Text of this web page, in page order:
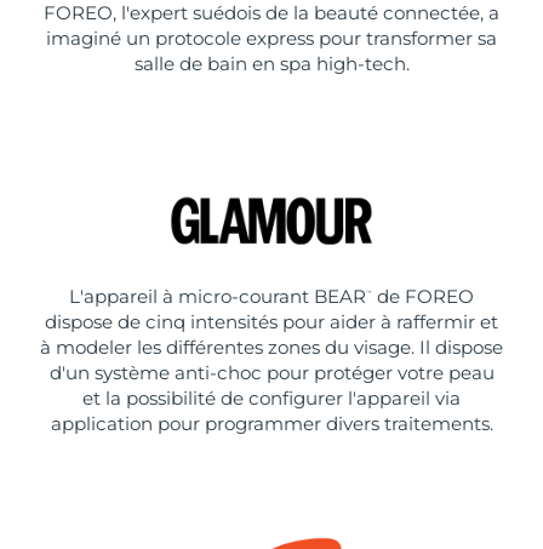
FOREO, l'expert suédois de la beauté connectée, a
imaginé un protocole express pour transformer sa
salle de bain en spa high-tech.
L'appareil à micro-courant BEAR ™
de FOREO
dispose de cinq intensités pour aider à raffermir et
à modeler les différentes zones du visage. Il dispose
d'un système anti-choc pour protéger votre peau
et la possibilité de configurer l'appareil via
application pour programmer divers traitements.